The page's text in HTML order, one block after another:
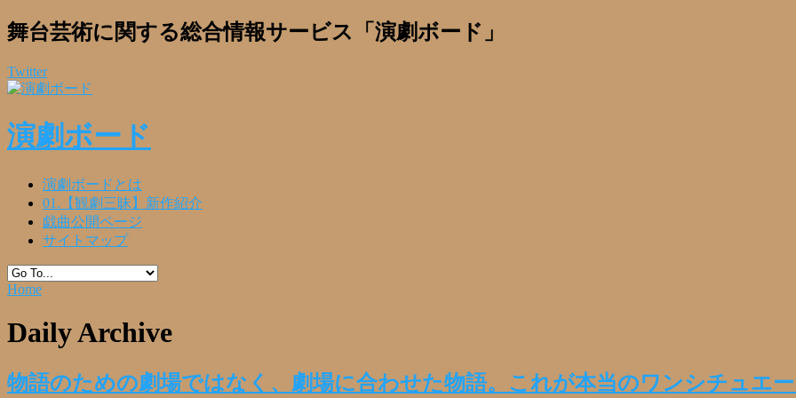
舞台芸術に関する総合情報サービス「演劇ボード」
Twitter
演劇ボード
演劇ボードとは
01.【観劇三昧】新作紹介
戯曲公開ページ
サイトマップ
Home
Daily Archive
物語のための劇場ではなく、劇場に合わせた物語。これが本当のワンシチュエ